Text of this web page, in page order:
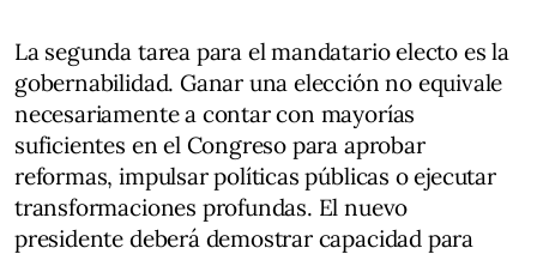
La segunda tarea para el mandatario electo es la
gobernabilidad. Ganar una elección no equivale
necesariamente a contar con mayorías
suficientes en el Congreso para aprobar
reformas, impulsar políticas públicas o ejecutar
transformaciones profundas. El nuevo
presidente deberá demostrar capacidad para